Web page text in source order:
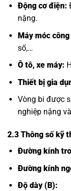
Động cơ điện:
nặng.
Máy móc
số,…
Ô tô, xe máy:
Thiết bị gia
Vòng bi được
nghiệp nậng
2.3 Thông số kỹ
Đường kính
Đường kính
Độ dày (B):